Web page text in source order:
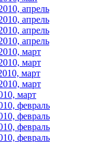
апрель
апрель
апрель
апрель
март
март
март
март
март
февраль
февраль
февраль
февраль